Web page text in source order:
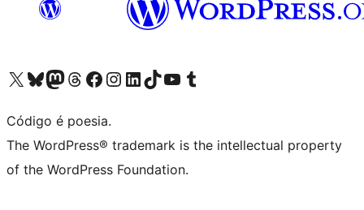
Acessar nossa conta do X (antigo Twitter)
Acessar nossa conta do Bluesky
Acessar nossa conta do Mastodon
Acessar nossa conta do Threads
Acessar nossa página do Facebook
Acessar nossa conta do Instagram
Acessar nossa conta do LinkedIn
Acessar nossa conta do TikTok
Acessar nosso canal do YouTube
Acessar nossa conta no Tumblr
Código é poesia.
The WordPress® trademark is the intellectual property
of the WordPress Foundation.